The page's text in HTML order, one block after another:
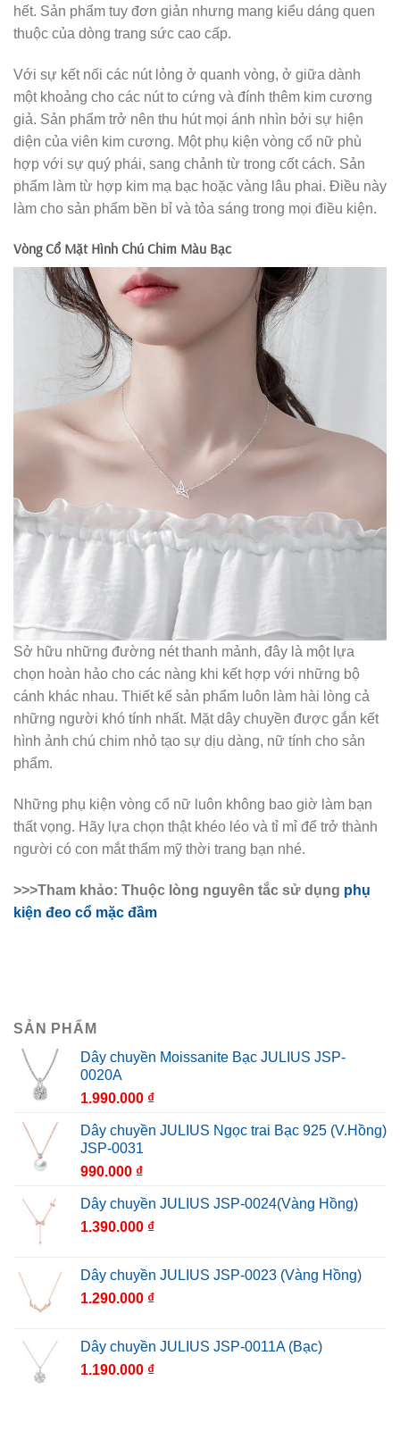
hết. Sản phẩm tuy đơn giản nhưng mang kiểu dáng quen
thuộc của dòng trang sức cao cấp.
Với sự kết nối các nút lỏng ở quanh vòng, ở giữa dành
một khoảng cho các nút to cứng và đính thêm kim cương
giả. Sản phẩm trở nên thu hút mọi ánh nhìn bởi sự hiện
diện của viên kim cương. Một phụ kiện vòng cổ nữ phù
hợp với sự quý phái, sang chảnh từ trong cốt cách. Sản
phẩm làm từ hợp kim mạ bạc hoặc vàng lâu phai. Điều này
làm cho sản phẩm bền bỉ và tỏa sáng trong mọi điều kiện.
Vòng Cổ Mặt Hình Chú Chim Màu Bạc
Sở hữu những đường nét thanh mảnh, đây là một lựa
chọn hoàn hảo cho các nàng khi kết hợp với những bộ
cánh khác nhau. Thiết kế sản phẩm luôn làm hài lòng cả
những người khó tính nhất. Mặt dây chuyền được gắn kết
hình ảnh chú chim nhỏ tạo sự dịu dàng, nữ tính cho sản
phẩm.
Những phụ kiện vòng cổ nữ luôn không bao giờ làm bạn
thất vọng. Hãy lựa chọn thật khéo léo và tỉ mỉ để trở thành
người có con mắt thẩm mỹ thời trang bạn nhé.
>>>Tham khảo: Thuộc lòng nguyên tắc sử dụng phụ
kiện đeo cổ mặc đầm
SẢN PHẨM
Dây chuyền Moissanite Bạc JULIUS JSP-
0020A
1.990.000 ₫
Dây chuyền JULIUS Ngọc trai Bạc 925 (V.Hồng)
JSP-0031
990.000 ₫
Dây chuyền JULIUS JSP-0024(Vàng Hồng)
1.390.000 ₫
Dây chuyền JULIUS JSP-0023 (Vàng Hồng)
1.290.000 ₫
Dây chuyền JULIUS JSP-0011A (Bạc)
1.190.000 ₫